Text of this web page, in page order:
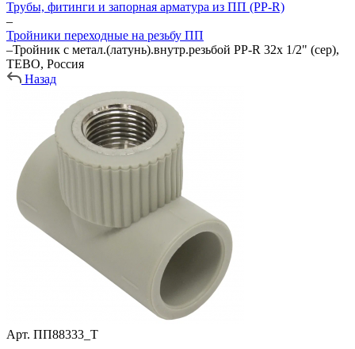
Трубы, фитинги и запорная арматура из ПП (PP-R)
–
Тройники переходные на резьбу ПП
–Тройник с метал.(латунь).внутр.резьбой PP-R 32х 1/2" (сер),
TEBO, Россия
Назад
Арт. ПП88333_Т